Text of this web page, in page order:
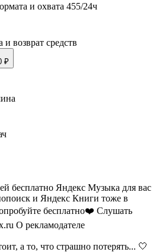
и охвата 455/24ч
возврат средств
₽
бесплатно Яндекс Музыка для вас
и Яндекс Книги тоже в
бесплатно❤️ Слушать
О рекламодателе
а то, что страшно потерять... 🤍